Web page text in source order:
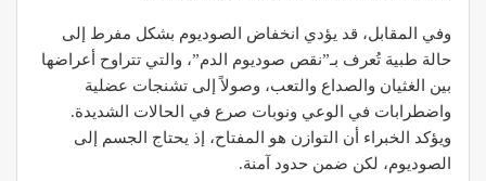
وفي المقابل، قد يؤدي انخفاض الصوديوم بشكل مفرط إلى
حالة طبية تُعرف بـ”نقص صوديوم الدم”، والتي تتراوح أعراضها
بين الغثيان والصداع والتعب، وصولاً إلى تشنجات عضلية
واضطرابات في الوعي ونوبات صرع في الحالات الشديدة.
ويؤكد الخبراء أن التوازن هو المفتاح، إذ يحتاج الجسم إلى
الصوديوم، لكن ضمن حدود آمنة.